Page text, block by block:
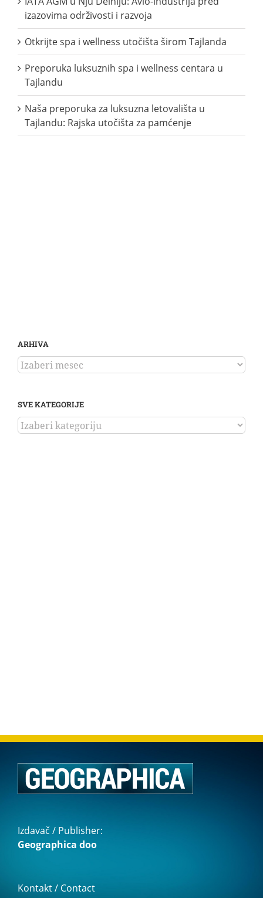
izazovima održivosti i razvoja
Otkrijte spa i wellness utočišta širom Tajlanda
Preporuka luksuznih spa i wellness centara u
Tajlandu
Naša preporuka za luksuzna letovališta u
Tajlandu: Rajska utočišta za pamćenje
ARHIVA
ARHIVA
SVE KATEGORIJE
SVE
KATEGORIJE
Izdavač / Publisher:
Geographica doo
Kontakt / Contact